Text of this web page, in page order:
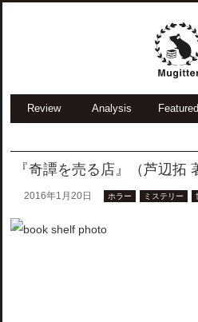
Review Analysis Featured
『奇譚を売る店』（芦辺拓
2016年1月20日 ホラー ミステリー